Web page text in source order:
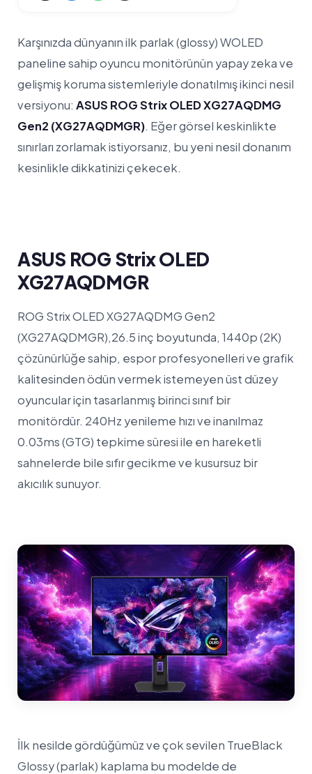
Karşınızda dünyanın ilk parlak (glossy) WOLED
paneline sahip oyuncu monitörünün yapay zeka ve
gelişmiş koruma sistemleriyle donatılmış ikinci nesil
versiyonu: ASUS ROG Strix OLED XG27AQDMG
Gen2 (XG27AQDMGR). Eğer görsel keskinlikte
sınırları zorlamak istiyorsanız, bu yeni nesil donanım
kesinlikle dikkatinizi çekecek.
ASUS ROG Strix OLED
XG27AQDMGR
ROG Strix OLED XG27AQDMG Gen2
(XG27AQDMGR),26.5 inç boyutunda, 1440p (2K)
çözünürlüğe sahip, espor profesyonelleri ve grafik
kalitesinden ödün vermek istemeyen üst düzey
oyuncular için tasarlanmış birinci sınıf bir
monitördür. 240Hz yenileme hızı ve inanılmaz
0.03ms (GTG) tepkime süresi ile en hareketli
sahnelerde bile sıfır gecikme ve kusursuz bir
akıcılık sunuyor.
İlk nesilde gördüğümüz ve çok sevilen TrueBlack
Glossy (parlak) kaplama bu modelde de